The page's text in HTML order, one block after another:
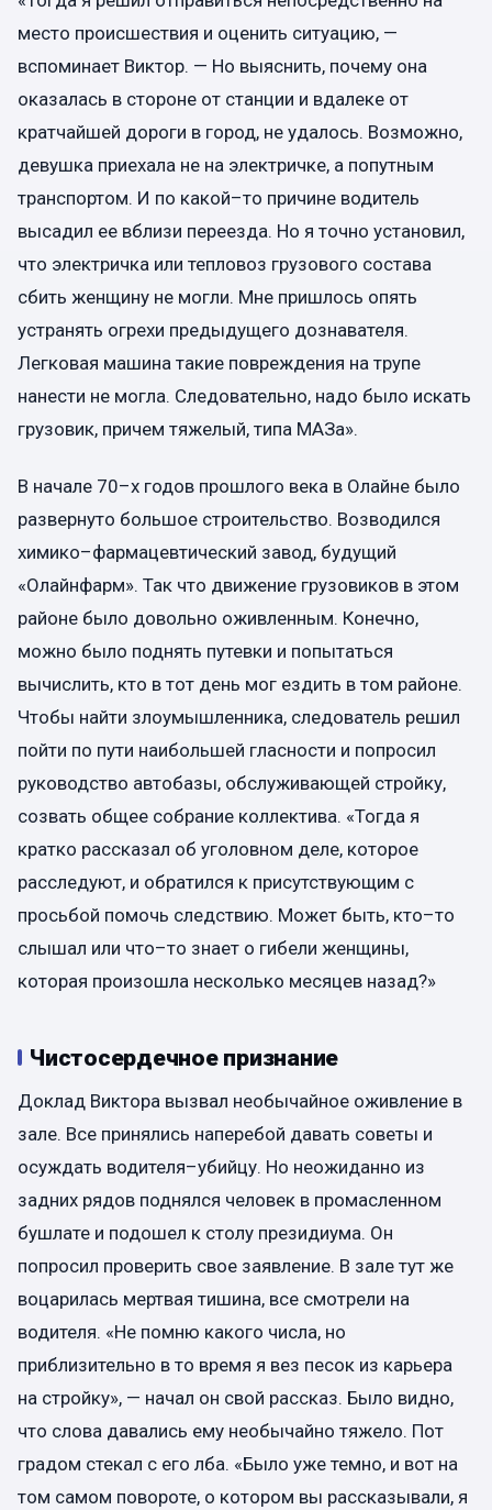
место происшествия и оценить ситуацию, —
вспоминает Виктор. — Но выяснить, почему она
оказалась в стороне от станции и вдалеке от
кратчайшей дороги в город, не удалось. Возможно,
девушка приехала не на электричке, а попутным
транспортом. И по какой–то причине водитель
высадил ее вблизи переезда. Но я точно установил,
что электричка или тепловоз грузового состава
сбить женщину не могли. Мне пришлось опять
устранять огрехи предыдущего дознавателя.
Легковая машина такие повреждения на трупе
нанести не могла. Следовательно, надо было искать
грузовик, причем тяжелый, типа МАЗа».
В начале 70–х годов прошлого века в Олайне было
развернуто большое строительство. Возводился
химико–фармацевтический завод, будущий
«Олайнфарм». Так что движение грузовиков в этом
районе было довольно оживленным. Конечно,
можно было поднять путевки и попытаться
вычислить, кто в тот день мог ездить в том районе.
Чтобы найти злоумышленника, следователь решил
пойти по пути наибольшей гласности и попросил
руководство автобазы, обслуживающей стройку,
созвать общее собрание коллектива. «Тогда я
кратко рассказал об уголовном деле, которое
расследуют, и обратился к присутствующим с
просьбой помочь следствию. Может быть, кто–то
слышал или что–то знает о гибели женщины,
которая произошла несколько месяцев назад?»
Чистосердечное признание
Доклад Виктора вызвал необычайное оживление в
зале. Все принялись наперебой давать советы и
осуждать водителя–убийцу. Но неожиданно из
задних рядов поднялся человек в промасленном
бушлате и подошел к столу президиума. Он
попросил проверить свое заявление. В зале тут же
воцарилась мертвая тишина, все смотрели на
водителя. «Не помню какого числа, но
приблизительно в то время я вез песок из карьера
на стройку», — начал он свой рассказ. Было видно,
что слова давались ему необычайно тяжело. Пот
градом стекал с его лба. «Было уже темно, и вот на
том самом повороте, о котором вы рассказывали, я